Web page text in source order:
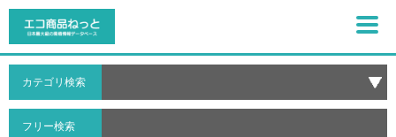
カテゴリ検索
フリー検索